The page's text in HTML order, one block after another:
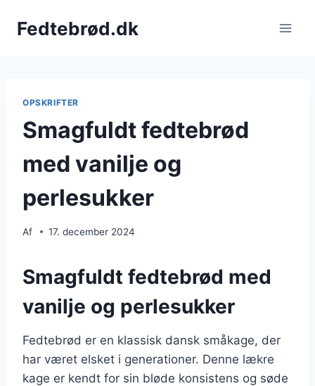
Fedtebrød.dk
OPSKRIFTER
Smagfuldt fedtebrød
med vanilje og
perlesukker
Af 17. december 2024
Smagfuldt fedtebrød med
vanilje og perlesukker
Fedtebrød er en klassisk dansk småkage, der
har været elsket i generationer. Denne lækre
kage er kendt for sin bløde konsistens og søde